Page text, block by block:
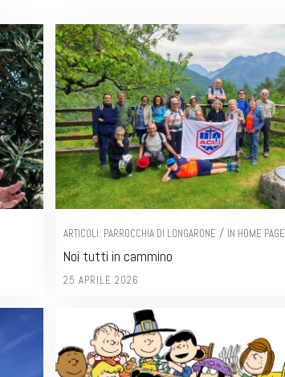
ARTICOLI: PARROCCHIA DI LONGARONE / IN HOME PAGE
Noi tutti in cammino
25 APRILE 2026